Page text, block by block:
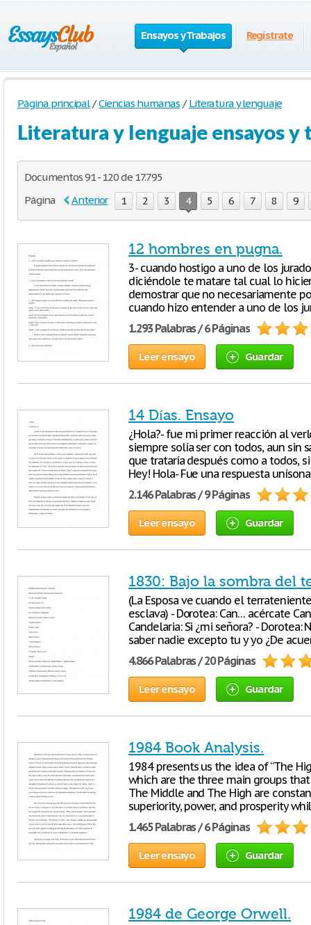
Ensayos y Trabajos Regístrate
Página principal / Ciencias humanas / Literatura y lenguaje
Literatura y lenguaje ensayos y
Documentos 91 - 120 de 17.795
Página
Anterior 1 2 3 4 5 6 7 8 9
12 hombres en pugna.
3- cuando hostigo a uno de los
diciéndole te matare tal cual lo
demostrar que no necesariamente
cuando hizo entender a uno de los
1.293 Palabras / 6 Páginas
Leer ensayo Guardar
14 Días. Ensayo
¿Hola?- fue mi primer reacción al
siempre solía ser con todos, aun sin
que trataría después como a todos,
Hey! Hola- Fue una respuesta
2.146 Palabras / 9 Páginas
Leer ensayo Guardar
1830: Bajo la sombra del
(La Esposa ve cuando el
esclava) - Dorotea: Can… acércate
Candelaria: Si ¿mi señora? -
saber nadie excepto tu y yo ¿De
4.866 Palabras / 20 Páginas
Leer ensayo Guardar
1984 Book Analysis.
1984 presents us the idea of “The
which are the three main groups
The Middle and The High are
superiority, power, and prosperity
1.465 Palabras / 6 Páginas
Leer ensayo Guardar
1984 de George Orwell.